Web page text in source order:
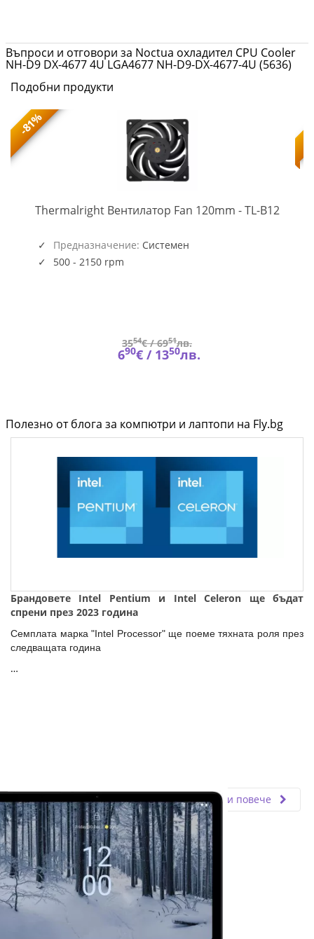
Въпроси и отговори за Noctua охладител CPU Cooler
NH-D9 DX-4677 4U LGA4677 NH-D9-DX-4677-4U (5636)
Подобни продукти
-81%
Thermalright Вентилатор Fan 120mm - TL-B12TL-
Предназначение: Системен
500 - 2150 rpm
3554€ /6951лв.
690€ / 1350лв.
Полезно от блога за компютри и лаптопи на Fly.bg
Брандовете Intel Pentium и Intel Celeron ще бъдaт
спрени през 2023 година
Семплата марка "Intel Processor" ще поеме тяхната роля през
следващата година
…
Прочети повече